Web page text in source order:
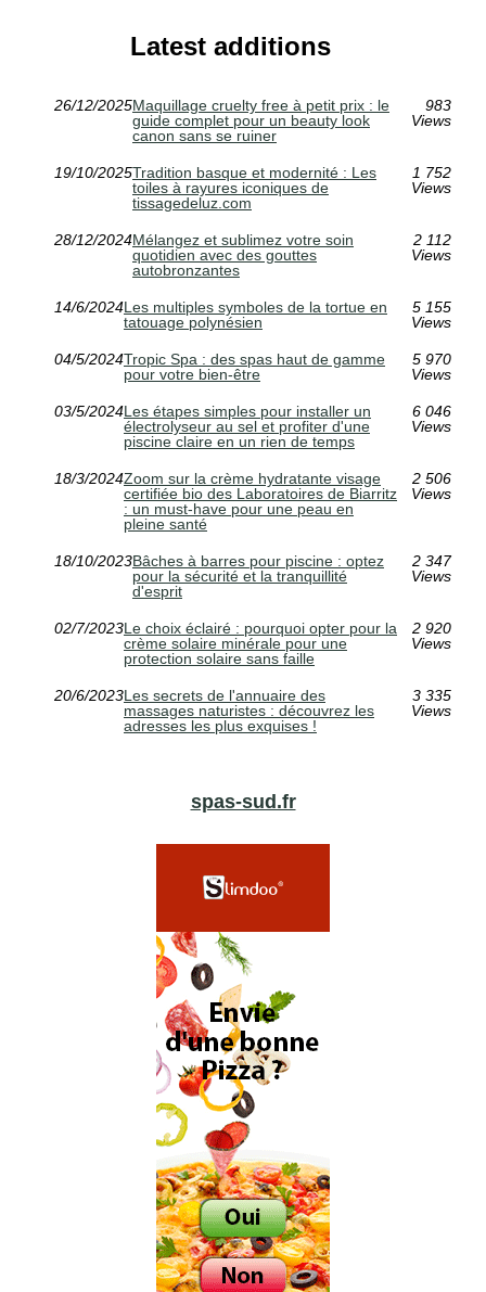
Latest additions
26/12/2025Maquillage cruelty free à petit prix : le
guide complet pour un beauty look
canon sans se ruiner
983
Views
19/10/2025Tradition basque et modernité : Les
toiles à rayures iconiques de
tissagedeluz.com
1 752
Views
28/12/2024Mélangez et sublimez votre soin
quotidien avec des gouttes
autobronzantes
2 112
Views
14/6/2024Les multiples symboles de la tortue en
tatouage polynésien
5 155
Views
04/5/2024Tropic Spa : des spas haut de gamme
pour votre bien-être
5 970
Views
03/5/2024Les étapes simples pour installer un
électrolyseur au sel et profiter d'une
piscine claire en un rien de temps
6 046
Views
18/3/2024Zoom sur la crème hydratante visage
certifiée bio des Laboratoires de Biarritz
: un must-have pour une peau en
pleine santé
2 506
Views
18/10/2023Bâches à barres pour piscine : optez
pour la sécurité et la tranquillité
d'esprit
2 347
Views
02/7/2023Le choix éclairé : pourquoi opter pour la
crème solaire minérale pour une
protection solaire sans faille
2 920
Views
20/6/2023Les secrets de l'annuaire des
massages naturistes : découvrez les
adresses les plus exquises !
3 335
Views
spas-sud.fr